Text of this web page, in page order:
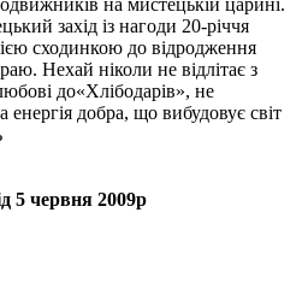
захід із нагоди 20-річчя
сходинкою до відродження
Нехай ніколи не відлітає з
до«Хлібодарів», не
енергія добра, що вибудовує світ
5 червня 2009р